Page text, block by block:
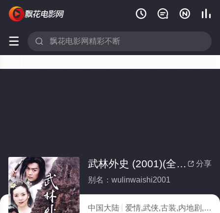
   
 
 分享
武林外史 (2001)(全集)
别名：wulinwaishi2001
中国大陆
爱情,武侠,古装,内地剧,国产